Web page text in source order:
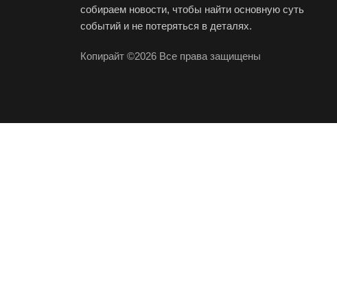
собираем новости, чтобы найти основную суть
событий и не потеряться в деталях.
Копирайт ©2026 Все права защищены